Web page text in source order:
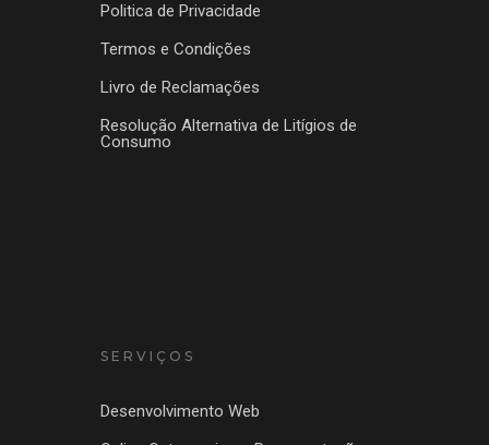
Politica de Privacidade
Termos e Condições
Livro de Reclamações
Resolução Alternativa de Litígios de
Consumo
SERVIÇOS
Desenvolvimento Web